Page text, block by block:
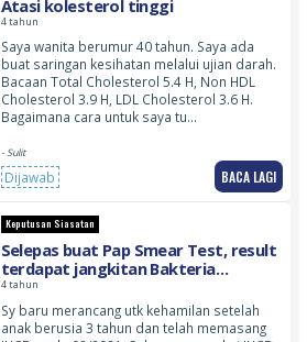
Atasi kolesterol tinggi
4 tahun
Saya wanita berumur 40 tahun. Saya ada
buat saringan kesihatan melalui ujian darah.
Bacaan Total Cholesterol 5.4 H, Non HDL
Cholesterol 3.9 H, LDL Cholesterol 3.6 H.
Bagaimana cara untuk saya tu…
- Sulit
Dijawab BACA LAGI
Keputusan Siasatan
Selepas buat Pap Smear Test, result
terdapat jangkitan Bakteria
Vaginosis
4 tahun
Sy baru merancang utk kehamilan setelah
anak berusia 3 tahun dan telah memasang